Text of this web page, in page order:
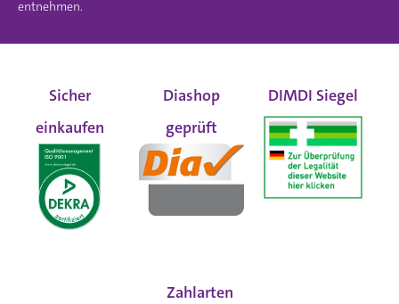
entnehmen.
Sicher
einkaufen
Diashop
geprüft
DIMDI Siegel
Zahlarten